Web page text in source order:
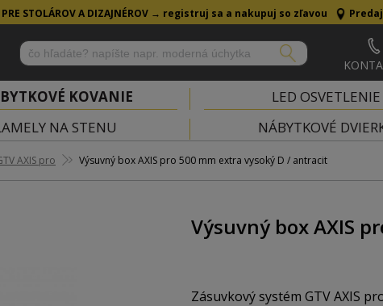
PRE STOLÁROV A DIZAJNÉROV → registruj sa a nakupuj so zľavou
KOVANIE LED OSVETLENIE
NA STENU NÁBYTKOVÉ
AXIS pro Výsuvný box AXIS pro 500 mm extra vysoký D / antracit
Výsuvný box AXIS
Zásuvkový systém GTV AXIS